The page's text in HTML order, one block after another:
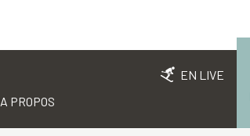
EN LIVE
A PROPOS